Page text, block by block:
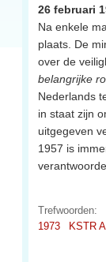
26 februari
Na enkele
plaats. De
over de
belangrijke
Nederlands
in staat zijn
uitgegeven
1957 is
Trefwoorden:
1973
KSTR